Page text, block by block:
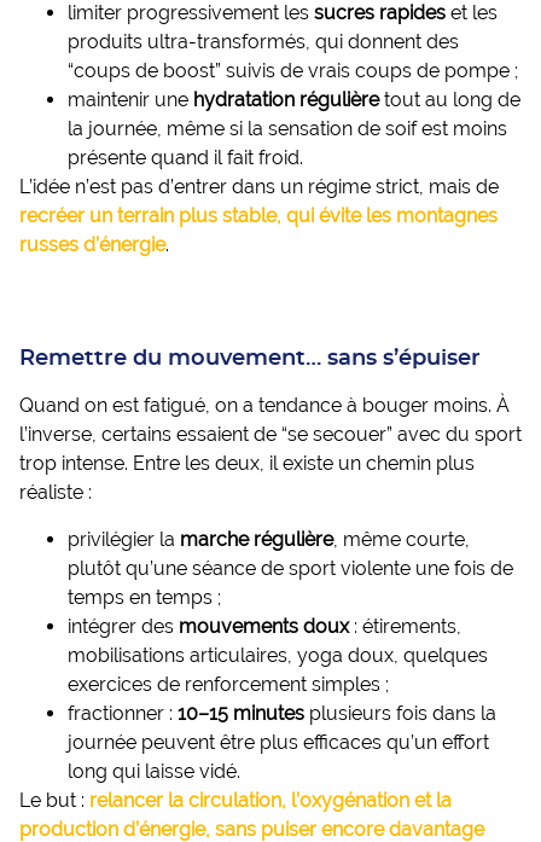
limiter progressivement les sucres rapides et les
produits ultra-transformés, qui donnent des
“coups de boost” suivis de vrais coups de pompe ;
maintenir une hydratation régulièretout au long de
la journée, même si la sensation de soif est moins
présente quand il fait froid.
L’idée n’est pas d’entrer dans un régime strict, mais de
recréer un terrain plus stable, qui évite les montagnes
russes d’énergie.
Remettre du mouvement… sans s’épuiser
Quand on est fatigué, on a tendance à bouger moins. À
l’inverse, certains essaient de “se secouer” avec du sport
trop intense. Entre les deux, il existe un chemin plus
réaliste :
privilégier la marche régulière, même courte,
plutôt qu’une séance de sport violente une fois de
temps en temps ;
intégrer des mouvements doux: étirements,
mobilisations articulaires, yoga doux, quelques
exercices de renforcement simples ;
fractionner : 10–15 minutes plusieurs fois dans la
journée peuvent être plus efficaces qu’un effort
long qui laisse vidé.
Le but : relancer la circulation, l’oxygénation et la
production d’énergie, sans puiser encore davantage